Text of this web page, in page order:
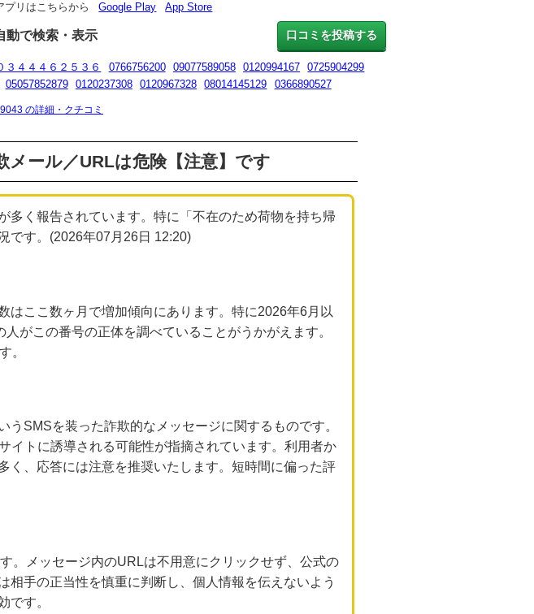
口コミを投稿する
プリはこちらから Google Play App Store
動で検索・表示
３４４４６２５３６ 0766756200 09077589058 0120994167
0725904299
05057852879 0120237308 0120967328 08014145129
0366890527
の詳細・クチコミ
メール／URLは危険【注意】です
く報告されています。特に「不在のため荷物を持ち帰
です。(2026年07月26日 12:20)
はここ数ヶ月で増加傾向にあります。特に2026年6月以
がこの番号の正体を調べていることがうかがえます。
。
SMSを装った詐欺的なメッセージに関するものです。
イトに誘導される可能性が指摘されています。利用者か
く、応答には注意を推奨いたします。短時間に偏った評
。メッセージ内のURLは不用意にクリックせず、公式の
手の正当性を慎重に判断し、個人情報を伝えないよう
です。